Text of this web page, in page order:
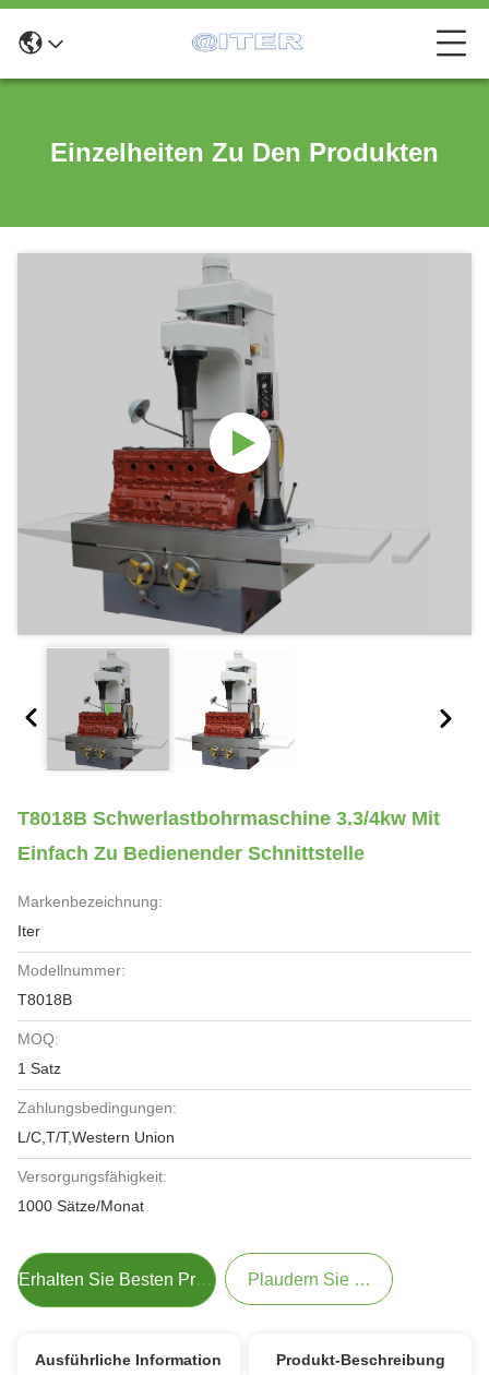
Einzelheiten Zu Den Produkten
T8018B Schwerlastbohrmaschine 3.3/4kw Mit
Einfach Zu Bedienender Schnittstelle
Markenbezeichnung:
Iter
Modellnummer:
T8018B
MOQ:
1 Satz
Zahlungsbedingungen:
L/C,T/T,Western Union
Versorgungsfähigkeit:
1000 Sätze/Monat
Erhalten Sie Besten Preis Plaudern Sie Jetzt
Ausführliche Information Produkt-Beschreibung